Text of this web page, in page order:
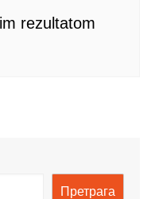
rezultatom
Претрага